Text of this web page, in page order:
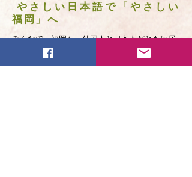
やさしい日本語で「やさしい
福岡」へ
みんなで、福岡を、外国人と日本人がともに居
心地よく暮らせる街「やさしい福岡」に
きましょう！